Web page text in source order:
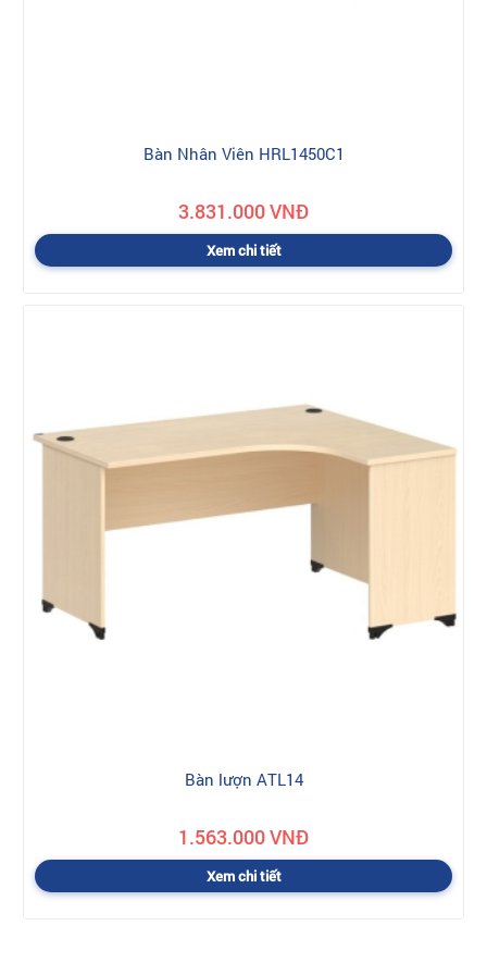
Bàn Nhân Viên HRL1450C1
3.831.000 VNĐ
Xem chi tiết
Bàn lượn ATL14
1.563.000 VNĐ
Xem chi tiết